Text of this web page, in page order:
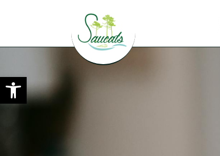
Ouvrir la barre d’outils